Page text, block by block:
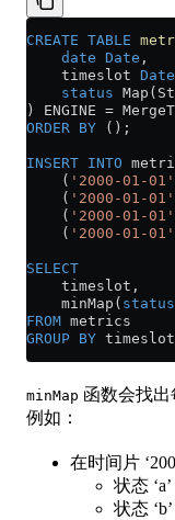
CREATE TABLE
    date
Date ,
    timeslot
    status
) ENGINE =
ORDER BY ();
INSERT INTO
    (
'2000-01-01'
    (
'2000-01-01'
    (
'2000-01-01'
    (
'2000-01-01'
SELECT
    timeslot,
    minMap(
status
FROM metrics
GROUP BY
minMap 函数会找出
例如：
在时间片
状态
状态